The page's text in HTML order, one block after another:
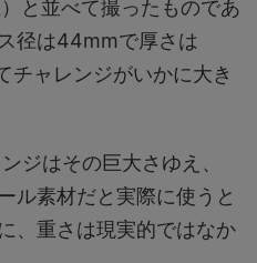
と並べて撮ったものであ
径は44mmで厚さは
チャレンジがいかに大き
ジはその巨大さゆえ、
ル素材だと実際に使うと
、重さは現実的ではなか